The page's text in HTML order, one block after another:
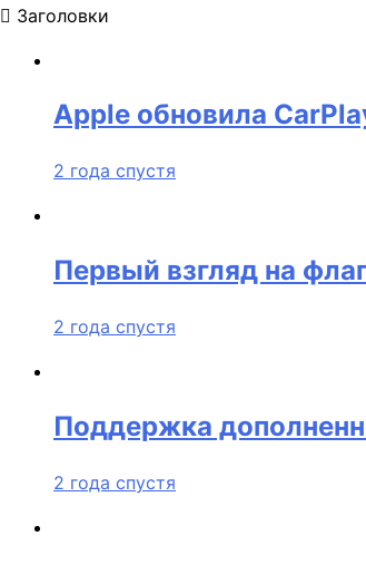
Заголовки
Apple обновила
2 года спустя
Первый взгляд на
2 года спустя
Поддержка
2 года спустя